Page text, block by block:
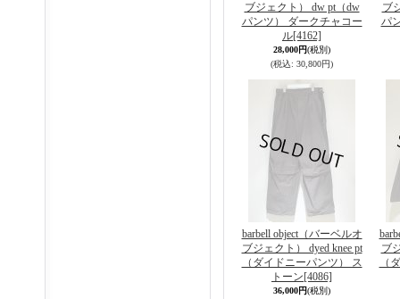
ブジェクト） dw pt（dw
パンツ） ダークチャコー
ル[4162]
28,000円(税別)
(税込: 30,800円)
ブ
パ
barbell object（バーベルオ
ブジェクト） dyed knee pt
（ダイドニーパンツ） ス
トーン[4086]
36,000円(税別)
ブ
（